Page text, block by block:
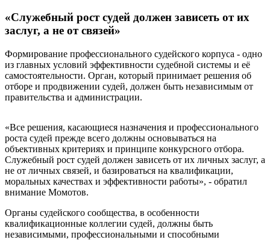
«Служебный рост судей должен зависеть от их
заслуг, а не от связей»
Формирование профессионального судейского корпуса - одно
из главных условий эффективности судебной системы и её
самостоятельности. Орган, который принимает решения об
отборе и продвижении судей, должен быть независимым от
правительства и администрации.
«Все решения, касающиеся назначения и профессионального
роста судей прежде всего должны основываться на
объективных критериях и принципе конкурсного отбора.
Служебный рост судей должен зависеть от их личных заслуг, а
не от личных связей, и базироваться на квалификации,
моральных качествах и эффективности работы», - обратил
внимание Момотов.
Органы судейского сообщества, в особенности
квалификационные коллегии судей, должны быть
независимыми, профессиональными и способными